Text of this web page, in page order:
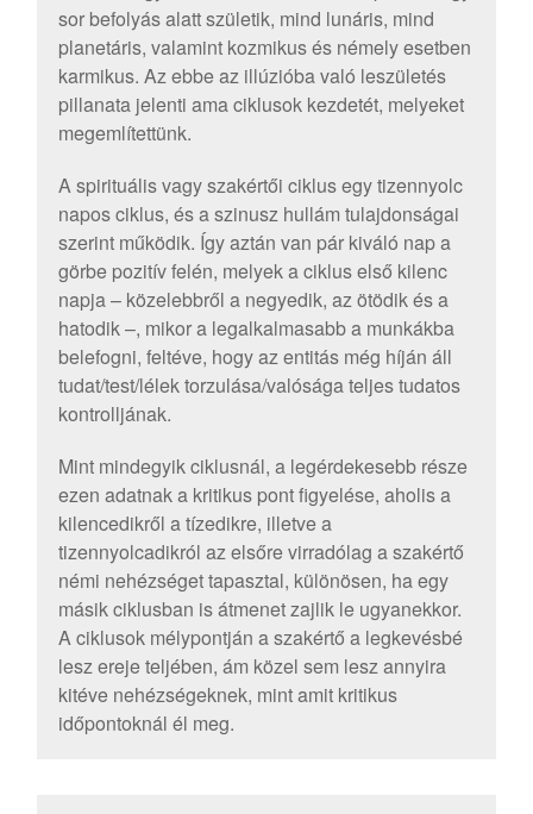
sor befolyás alatt születik, mind lunáris, mind
planetáris, valamint kozmikus és némely esetben
karmikus. Az ebbe az illúzióba való leszületés
pillanata jelenti ama ciklusok kezdetét, melyeket
megemlítettünk.
A spirituális vagy szakértői ciklus egy tizennyolc
napos ciklus, és a szinusz hullám tulajdonságai
szerint működik. Így aztán van pár kiváló nap a
görbe pozitív felén, melyek a ciklus első kilenc
napja – közelebbről a negyedik, az ötödik és a
hatodik –, mikor a legalkalmasabb a munkákba
belefogni, feltéve, hogy az entitás még híján áll
tudat/test/lélek torzulása/valósága teljes tudatos
kontrolljának.
Mint mindegyik ciklusnál, a legérdekesebb része
ezen adatnak a kritikus pont figyelése, aholis a
kilencedikről a tízedikre, illetve a
tizennyolcadikról az elsőre virradólag a szakértő
némi nehézséget tapasztal, különösen, ha egy
másik ciklusban is átmenet zajlik le ugyanekkor.
A ciklusok mélypontján a szakértő a legkevésbé
lesz ereje teljében, ám közel sem lesz annyira
kitéve nehézségeknek, mint amit kritikus
időpontoknál él meg.